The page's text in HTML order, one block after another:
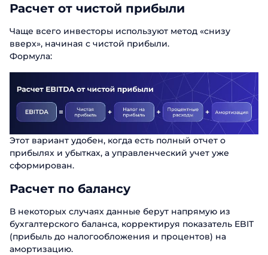
Расчет от чистой прибыли
Чаще всего инвесторы используют метод «снизу
вверх», начиная с чистой прибыли.
Формула:
Этот вариант удобен, когда есть полный отчет о
прибылях и убытках, а управленческий учет уже
сформирован.
Расчет по балансу
В некоторых случаях данные берут напрямую из
бухгалтерского баланса, корректируя показатель EBIT
(прибыль до налогообложения и процентов) на
амортизацию.